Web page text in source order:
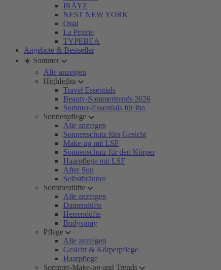
IRÄYE
NEST NEW YORK
Ouai
La Prairie
TYPEBEA
Angebote & Bestseller
☀️ Sommer
Alle anzeigen
Highlights
Travel Essentials
Beauty-Sommertrends 2026
Sommer-Essentials für ihn
Sonnenpflege
Alle anzeigen
Sonnenschutz fürs Gesicht
Make-up mit LSF
Sonnenschutz für den Körper
Haarpflege mit LSF
After Sun
Selbstbräuner
Sommerdüfte
Alle anzeigen
Damendüfte
Herrendüfte
Bodyspray
Pflege
Alle anzeigen
Gesicht & Körperpflege
Haarpflege
Sommer-Make-up und Trends